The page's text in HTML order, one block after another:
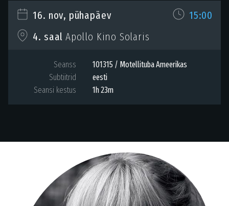
16. nov, pühapäev
15:00
4. saal Apollo Kino Solaris
Seanss
101315 / Motellituba Ameerikas
Subtiitrid
eesti
Seansi kestus
1h 23m